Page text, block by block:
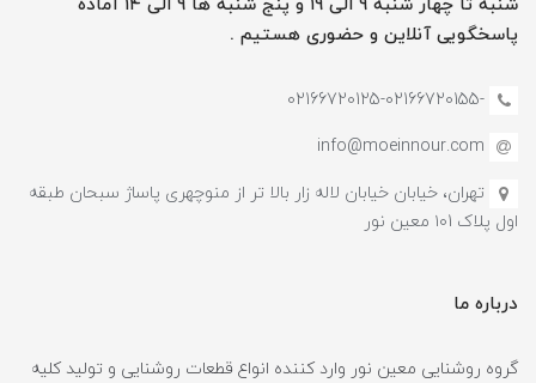
شنبه تا چهار شنبه ۹ الی ۱۹ و پنج شنبه ها ۹ الی ۱۴ آماده
پاسخگویی آنلاین و حضوری هستیم .
-02166720125-02166720155
info@moeinnour.com
تهران، خیابان خیابان لاله زار بالا تر از منوچهری پاساژ سبحان طبقه
اول پلاک ۱۰1 معین نور
درباره ما
گروه روشنایی معین نور وارد کننده انواع قطعات روشنایی و تولید کلیه